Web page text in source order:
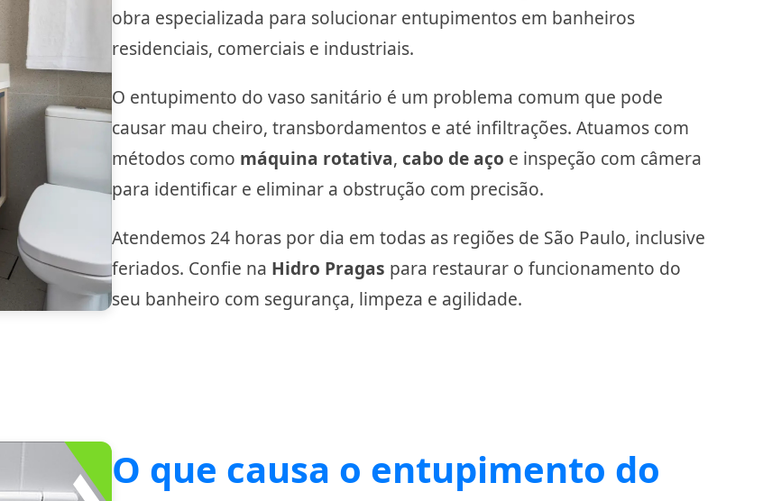
obra especializada para solucionar entupimentos em banheiros
residenciais, comerciais e industriais.
O entupimento do vaso sanitário é um problema comum que pode
causar mau cheiro, transbordamentos e até infiltrações. Atuamos com
métodos como máquina rotativa, cabo de aço e inspeção com câmera
para identificar e eliminar a obstrução com precisão.
Atendemos 24 horas por dia em todas as regiões de São Paulo, inclusive
feriados. Confie na Hidro Pragas para restaurar o funcionamento do
seu banheiro com segurança, limpeza e agilidade.
O que causa o entupimento do